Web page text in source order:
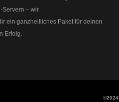
Servern – wir
ein ganzheitliches Paket für deinen
Erfolg.
©2024